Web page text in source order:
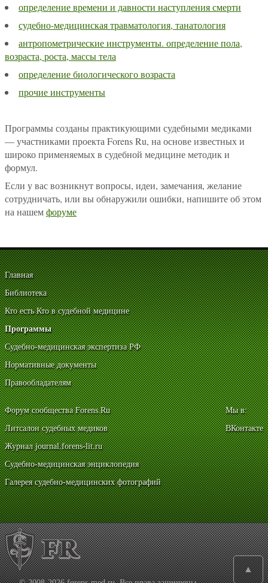
определение времени и давности наступления смерти
судебно-медицинская травматология, танатология
антропометрические инструменты. определение пола,
возраста, роста, массы тела
определение биологического возраста
прочие инструменты
Программы созданы практикующими судебными медиками
— участниками проекта Forens Ru, на основе известных и
широко применяемых в судебной медицине методик и
формул.
Если у вас возникнут вопросы, идеи, замечания, желание
сотрудничать, или вы обнаружили ошибки, напишите об этом
на нашемфоруме
Главная
Библиотека
Кто есть Кто в судебной медицине
Программы
Судебно-медицинская экспертиза РФ
Нормативные документы
Правообладателям
Форум сообщества Forens.Ru
Литсалон судебных медиков
Журнал journal.forens-lit.ru
Судебно-медицинская энциклопедия
Галерея судебно-медицинских фотографий
Мы в:
ВКонтакте
▲